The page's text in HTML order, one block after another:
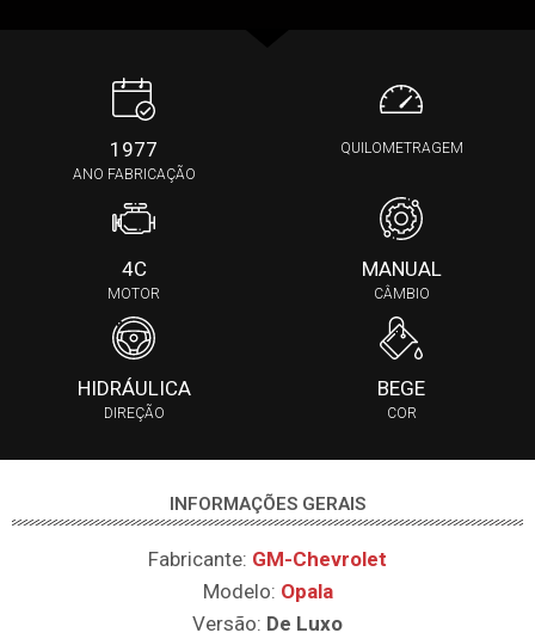
1977
ANO FABRICAÇÃO
QUILOMETRAGEM
4C
MOTOR
MANUAL
CÂMBIO
HIDRÁULICA
DIREÇÃO
BEGE
COR
INFORMAÇÕES GERAIS
Fabricante: GM-Chevrolet
Modelo: Opala
Versão: De Luxo